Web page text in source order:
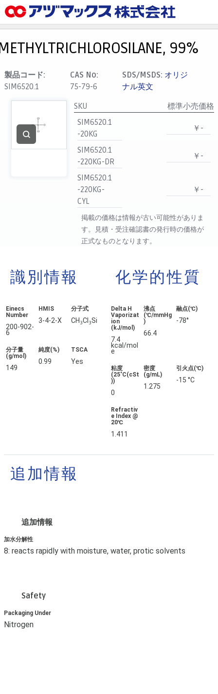
メニュー
お気に入り
カート
マイアカウント
代理店一覧
支払い
99%
製品コード:
SIM6520.1
CAS No:
75-79-6
SDS/MSDS: オリジ
ナル英文
SKU
標準小売価格
SIM6520.1
-20KG
￥-
SIM6520.1
-220KG-DR
￥-
SIM6520.1
-220KG-
CYL
￥-
掲載の価格は情報が古い可能性がありま
す。見積・受注確認書の発行時の価格が
正式なものとなります。
識別情報
Einecs
Number
200-902-
6
HMIS
3-4-2-X
分子式
CH 3Cl 3Si
分子量
(g/mol)
149
純度(%)
0.99
TSCA
Yes
化学的性質
Delta H
Vaporizat
ion
(kJ/mol)
7.4
kcal/mol
e
沸点
(℃/mmHg
)
66.4
融点(℃)
-78°
粘度
(25˚C(cSt
))
0
密度
(g/mL)
1.275
引火点(℃)
-15 °C
Refractiv
e Index @
20℃
1.411
追加情報
追加情報
加水分解性
8: reacts rapidly with moisture, water, protic solvents
Safety
Packaging Under
Nitrogen